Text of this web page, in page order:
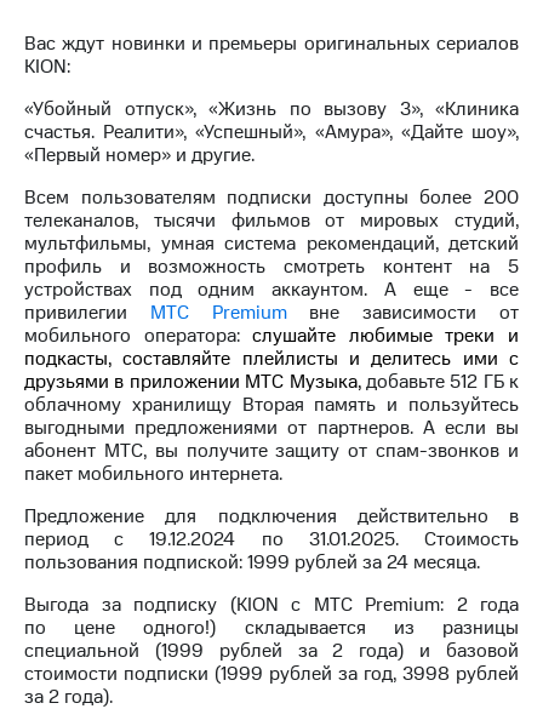
Семейная
Заказать
SIM-
карту
Оформить
eSIM
SIM-
карта
для
иностранцев
Оформить
чистый
номер
Выбрать
красивый
номер
Заменить
SIM-
карту
Перейти
на
РИИЛ
Супер
дешевле
при
оплате
с карты
МТС
Деньги
Выберите
и подключите
ТВ
с выгодным
тарифом
Тарифы
Интернет,
ТВ и телефон
для дома
Услуги
Личный
кабинет
интернета
и
Вас ждут новинки и премьеры оригинальных сериалов
KION:
«Убойный отпуск», «Жизнь по вызову 3», «Клиника
счастья. Реалити», «Успешный», «Амура», «Дайте шоу»,
«Первый номер» и другие.
Всем пользователям подписки доступны более 200
телеканалов, тысячи фильмов от мировых студий,
мультфильмы, умная система рекомендаций, детский
профиль и возможность смотреть контент на 5
устройствах под одним аккаунтом. А еще - все
привилегии МТС Premiumвне зависимости от
мобильного оператора:слушайте любимые треки и
подкасты, составляйте плейлисты и делитесь ими с
друзьями в приложении МТС Музыка,добавьте 512 ГБ к
облачному хранилищу Вторая память и пользуйтесь
выгодными предложениями от партнеров. А если вы
абонент МТС, вы получите защиту от спам-звонков и
пакет мобильного интернета.
Предложение для подключения действительно в
период c 19.12.2024 по 31.01.2025. Стоимость
пользования подпиской: 1999 рублей за 24 месяца.
Выгода за подписку (KION с МТС Premium: 2 года
по цене одного!) складывается из разницы
специальной (1999 рублей за 2 года) и базовой
стоимости подписки (1999 рублей за год, 3998 рублей
за 2 года).